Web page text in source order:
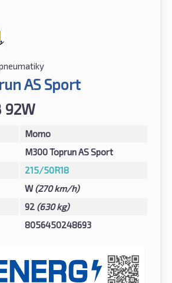
AS Sport
92W
Momo
M300 Toprun AS Sport
215/50R18
W(270 km/h)
92 (630 kg)
8056450248693